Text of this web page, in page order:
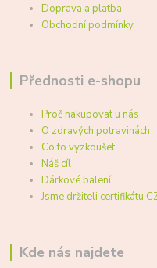
Doprava a platba
Obchodní podmínky
Přednosti e-shopu
Proč nakupovat u nás
O zdravých potravinách
Co to vyzkoušet
Náš cíl
Dárkové balení
Jsme držiteli certifikátu
Kde nás najdete